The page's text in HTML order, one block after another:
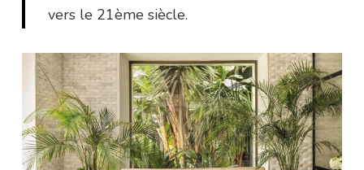
vers le 21ème siècle.